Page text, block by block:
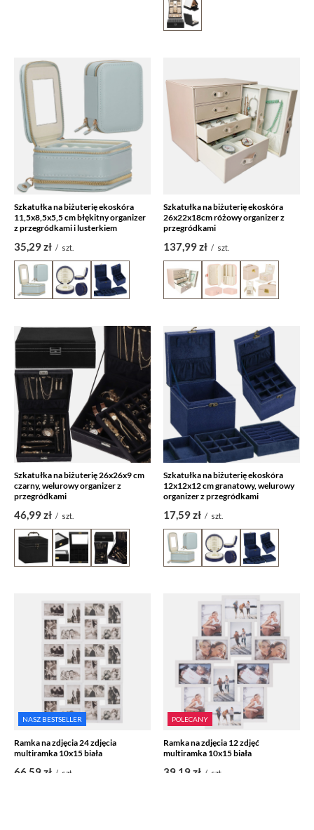
Szkatułka na biżuterię ekoskóra
11,5x8,5x5,5 cm błękitny organizer
z przegródkami i lusterkiem
35,29 zł / szt.
Szkatułka na biżuterię ekoskóra
26x22x18cm różowy organizer z
przegródkami
137,99 zł / szt.
Szkatułka na biżuterię 26x26x9 cm
czarny, welurowy organizer z
przegródkami
46,99 zł / szt.
Szkatułka na biżuterię ekoskóra
12x12x12 cm granatowy, welurowy
organizer z przegródkami
17,59 zł / szt.
NASZ BESTSELLER
Ramka na zdjęcia 24 zdjęcia
multiramka 10x15 biała
66,59 zł / szt.
POLECANY
Ramka na zdjęcia 12 zdjęć
multiramka 10x15 biała
39,19 zł / szt.